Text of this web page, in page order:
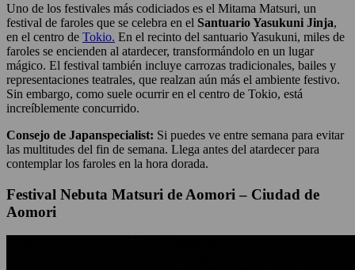
Uno de los festivales más codiciados es el Mitama Matsuri, un
festival de faroles que se celebra en el Santuario Yasukuni Jinja,
en el centro de Tokio. En el recinto del santuario Yasukuni, miles de
faroles se encienden al atardecer, transformándolo en un lugar
mágico. El festival también incluye carrozas tradicionales, bailes y
representaciones teatrales, que realzan aún más el ambiente festivo.
Sin embargo, como suele ocurrir en el centro de Tokio, está
increíblemente concurrido.
Consejo de Japanspecialist: Si puedes ve entre semana para evitar
las multitudes del fin de semana. Llega antes del atardecer para
contemplar los faroles en la hora dorada.
Festival Nebuta Matsuri de Aomori – Ciudad de
Aomori